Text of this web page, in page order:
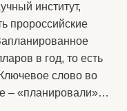
институт,
пророссийские
в год, то есть
слово во
– «планировали»…